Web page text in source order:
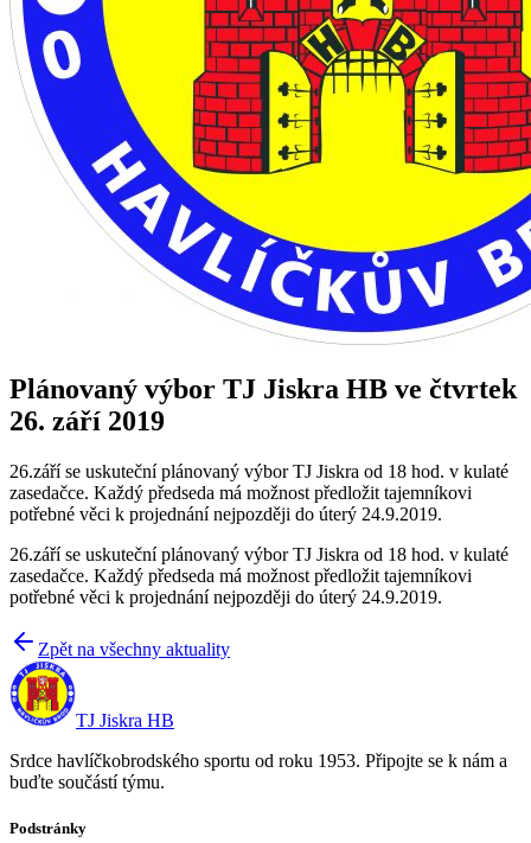
Plánovaný výbor TJ Jiskra HB ve čtvrtek
26. září 2019
26.září se uskuteční plánovaný výbor TJ Jiskra od 18 hod. v kulaté
zasedačce. Každý předseda má možnost předložit tajemníkovi
potřebné věci k projednání nejpozději do úterý 24.9.2019.
26.září se uskuteční plánovaný výbor TJ Jiskra od 18 hod. v kulaté
zasedačce. Každý předseda má možnost předložit tajemníkovi
potřebné věci k projednání nejpozději do úterý 24.9.2019.
Zpět na všechny aktuality
TJ Jiskra HB
Srdce havlíčkobrodského sportu od roku 1953. Připojte se k nám a
buďte součástí týmu.
Podstránky